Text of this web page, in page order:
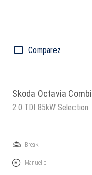
Comparez
Skoda Octavia Combi
2.0 TDI 85kW Selection
Break
Manuelle